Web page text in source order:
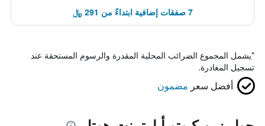
7 صفقات إضافية ابتداءً من 291 ﷼
*يشمل المجموع الضرائب المحلية المقدرة والرسوم المستحقة عند
تسجيل المغادرة.
أفضل سعر مضمون